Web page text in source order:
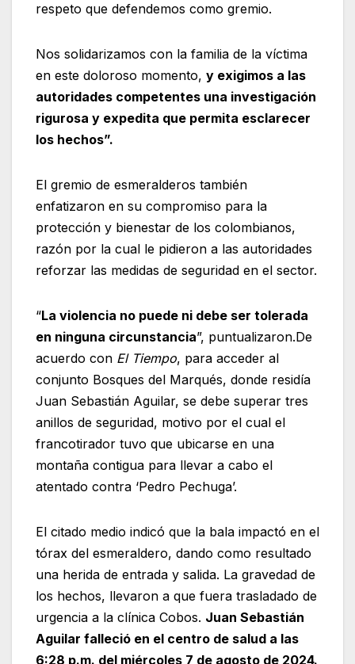
respeto que defendemos como gremio.
Nos solidarizamos con la familia de la víctima
en este doloroso momento, y exigimos a las
autoridades competentes una investigación
rigurosa y expedita que permita esclarecer
los hechos”.
El gremio de esmeralderos también
enfatizaron en su compromiso para la
protección y bienestar de los colombianos,
razón por la cual le pidieron a las autoridades
reforzar las medidas de seguridad en el sector.
“La violencia no puede ni debe ser tolerada
en ninguna circunstancia”, puntualizaron.De
acuerdo con El Tiempo, para acceder al
conjunto Bosques del Marqués, donde residía
Juan Sebastián Aguilar, se debe superar tres
anillos de seguridad, motivo por el cual el
francotirador tuvo que ubicarse en una
montaña contigua para llevar a cabo el
atentado contra ‘Pedro Pechuga’.
El citado medio indicó que la bala impactó en el
tórax del esmeraldero, dando como resultado
una herida de entrada y salida. La gravedad de
los hechos, llevaron a que fuera trasladado de
urgencia a la clínica Cobos. Juan Sebastián
Aguilar falleció en el centro de salud a las
6:28 p.m. del miércoles 7 de agosto de 2024.